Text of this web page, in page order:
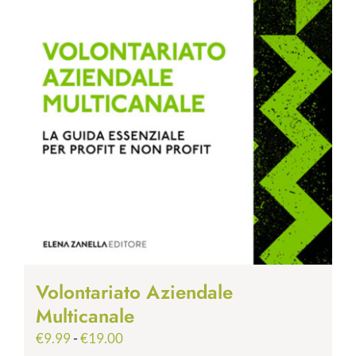
Volontariato Aziendale
Multicanale
€9.99-€19.00Fascia